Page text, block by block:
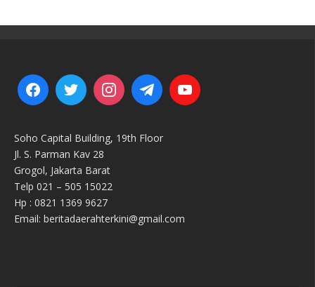
Soho Capital Building, 19th Floor
Jl. S. Parman Kav 28
Grogol, Jakarta Barat
Telp 021 – 505 15022
Hp : 0821 1369 9627
Email: beritadaerahterkini@gmail.com